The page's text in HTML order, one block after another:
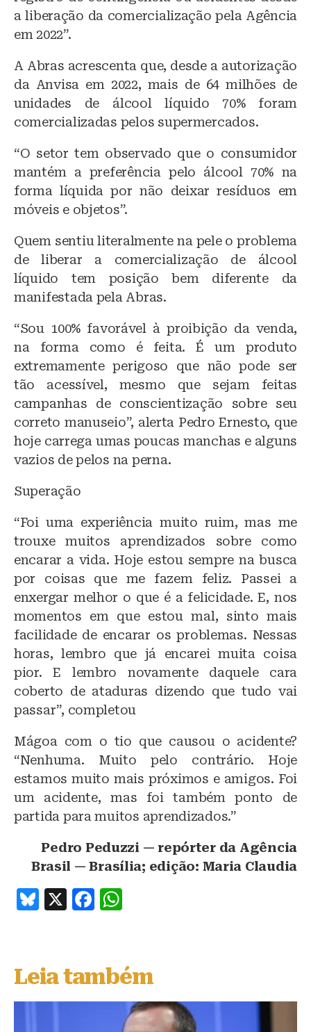
a liberação da comercialização pela Agência
em 2022”.
A Abras acrescenta que, desde a autorização
da Anvisa em 2022, mais de 64 milhões de
unidades de álcool líquido 70% foram
comercializadas pelos supermercados.
“O setor tem observado que o consumidor
mantém a preferência pelo álcool 70% na
forma líquida por não deixar resíduos em
móveis e objetos”.
Quem sentiu literalmente na pele o problema
de liberar a comercialização de álcool
líquido tem posição bem diferente da
manifestada pela Abras.
“Sou 100% favorável à proibição da venda,
na forma como é feita. É um produto
extremamente perigoso que não pode ser
tão acessível, mesmo que sejam feitas
campanhas de conscientização sobre seu
correto manuseio”, alerta Pedro Ernesto, que
hoje carrega umas poucas manchas e alguns
vazios de pelos na perna.
Superação
“Foi uma experiência muito ruim, mas me
trouxe muitos aprendizados sobre como
encarar a vida. Hoje estou sempre na busca
por coisas que me fazem feliz. Passei a
enxergar melhor o que é a felicidade. E, nos
momentos em que estou mal, sinto mais
facilidade de encarar os problemas. Nessas
horas, lembro que já encarei muita coisa
pior. E lembro novamente daquele cara
coberto de ataduras dizendo que tudo vai
passar”, completou
Mágoa com o tio que causou o acidente?
“Nenhuma. Muito pelo contrário. Hoje
estamos muito mais próximos e amigos. Foi
um acidente, mas foi também ponto de
partida para muitos aprendizados.”
Pedro Peduzzi — repórter da Agência
Brasil — Brasília; edição: Maria Claudia
B
s
k
y
X
F
e
b
o
s
A
p
Leia também